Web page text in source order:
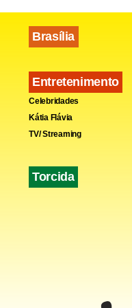
Brasília
Entretenimento
Celebridades
Kátia Flávia
TV/ Streaming
Torcida